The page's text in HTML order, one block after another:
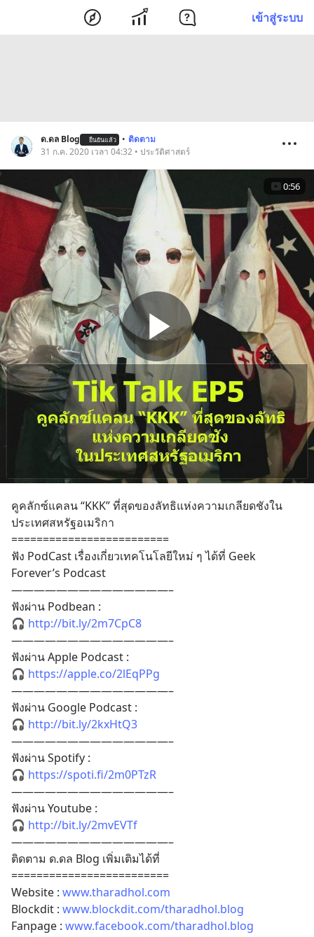
เข้าสู่ระบบ
ด.ดล Blog ยืนยันแล้ว • ติดตาม
31 ก.ค. 2020 เวลา 04:32 • ประวัติศาสตร์
0:56
คูคลักซ์แคลน “KKK” ที่สุดของลัทธิแห่งความเกลียดชังใน
ประเทศสหรัฐอเมริกา
=========================
ฟัง PodCast เรื่องเกี่ยวเทคโนโลยีใหม่ ๆ ได้ที่ Geek
Forever’s Podcast
——————————————–
ฟังผ่าน Podbean :
🎧 http://bit.ly/2m7CpC8
——————————————–
ฟังผ่าน Apple Podcast :
🎧 https://apple.co/2lEqPPg
——————————————–
ฟังผ่าน Google Podcast :
🎧 http://bit.ly/2kxHtQ3
——————————————–
ฟังผ่าน Spotify :
🎧 https://spoti.fi/2m0PTzR
——————————————–
ฟังผ่าน Youtube :
🎧 http://bit.ly/2mvEVTf
——————————————–
ติดตาม ด.ดล Blog เพิ่มเติมได้ที่
=========================
Website : www.tharadhol.com
Blockdit : www.blockdit.com/tharadhol.blog
Fanpage : www.facebook.com/tharadhol.blog